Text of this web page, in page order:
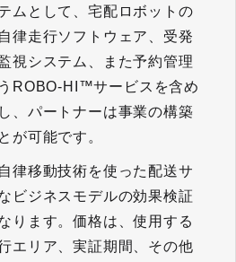
ムとして、宅配ロボットの
律走行ソフトウェア、受発
視システム、また予約管理
ROBO-HI™サービスを含め
、パートナーは事業の構築
が可能です。
律移動技術を使った配送サ
ビジネスモデルの効果検証
ります。価格は、使用する
エリア、実証期間、その他